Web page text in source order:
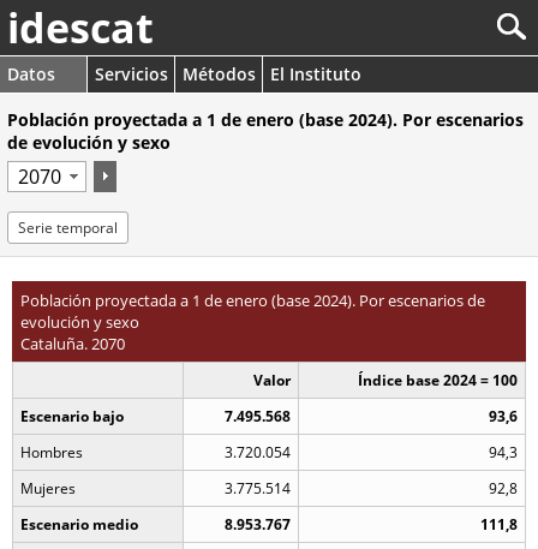
idescat
Datos Servicios Métodos
El Instituto
Población proyectada a 1 de enero (base 2024). Por escenarios
de evolución y sexo
Serie temporal
Población proyectada a 1 de enero (base 2024). Por escenarios de
evolución y sexo
Cataluña. 2070
Valor
Índice base 2024 = 100
Escenario bajo
7.495.568
93,6
Hombres
3.720.054
94,3
Mujeres
3.775.514
92,8
Escenario medio
8.953.767
111,8